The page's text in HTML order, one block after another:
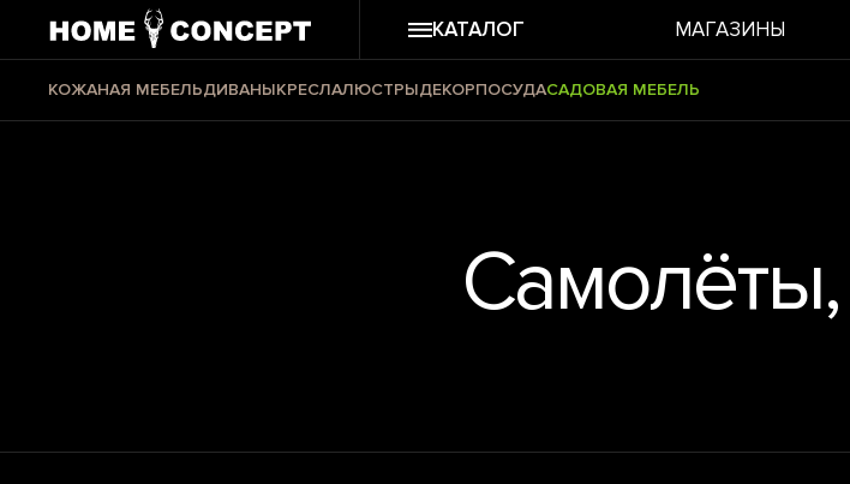
КАТАЛОГ МАГАЗИНЫ
КОЖАНАЯ МЕБЕЛЬДИВАНЫКРЕСЛАЛЮСТРЫДЕКОРПОСУДАСАДОВАЯ МЕБЕЛЬ